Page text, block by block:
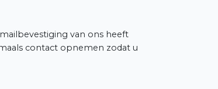
van ons heeft
contact opnemen zodat u